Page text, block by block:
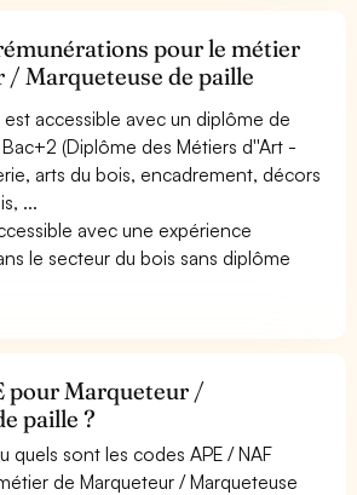
pour le métier
/ Marqueteuse de paille
accessible avec un diplôme de
Bac+2 (Diplôme des Métiers d''Art -
arts du bois, encadrement, décors
...
avec une expérience
le secteur du bois sans diplôme
pour Marqueteur /
paille ?
quels sont les codes APE / NAF
de Marqueteur / Marqueteuse